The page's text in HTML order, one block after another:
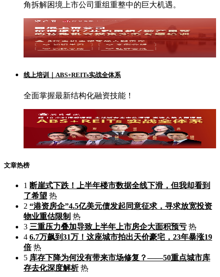
角拆解困境上市公司重组重整中的巨大机遇。
线上培训｜ABS+REITs实战全体系
全面掌握最新结构化融资技能！
文章热榜
1 断崖式下跌！上半年楼市数据全线下滑，但我却看到
了希望 热
2 “港资房企”4.5亿美元债发起同意征求，寻求放宽投资
物业重估限制 热
3 三重压力叠加导致上半年上市房企大面积预亏 热
4 6.7万飙到31万！这座城市拍出天价豪宅，23年暴涨19
倍 热
5 库存下降为何没有带来市场修复？——50重点城市库
存去化深度解析 热